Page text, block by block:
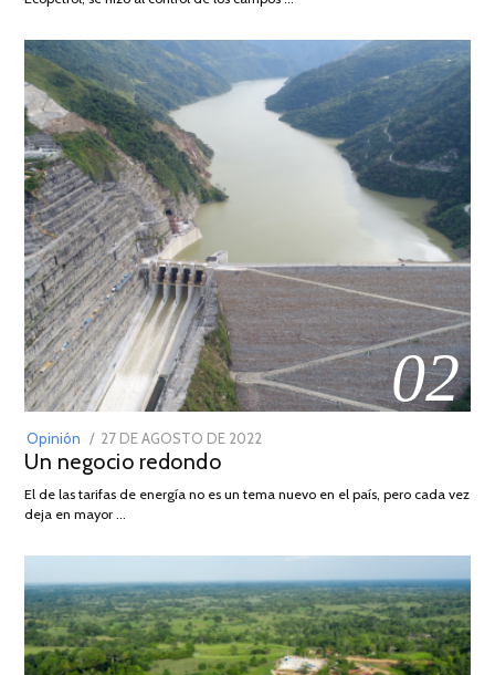
02
Opinión
POSTED
ON
27 DE AGOSTO DE 2022
DE
Un negocio redondo
El de las tarifas de energía no es un tema nuevo en el país, pero cada vez
deja en mayor …